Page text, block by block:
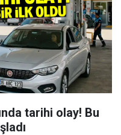
tarihi olay! Bu